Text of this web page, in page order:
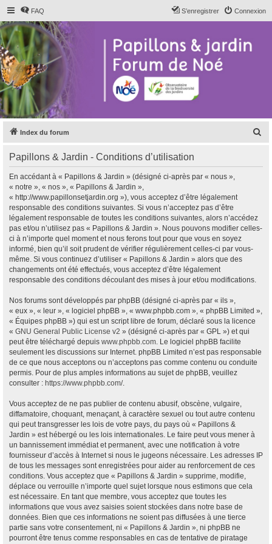
FAQ Connexion
S’enregistrer
Index du forum
Papillons & Jardin - Conditions d’utilisation
En accédant à « Papillons & Jardin » (désigné ci-après par « nous »,
« notre », « nos », « Papillons & Jardin »,
« http://www.papillonsetjardin.org »), vous acceptez d’être légalement
responsable des conditions suivantes. Si vous n’acceptez pas d’être
légalement responsable de toutes les conditions suivantes, alors n’accédez
pas et/ou n’utilisez pas « Papillons & Jardin ». Nous pouvons modifier celles-
ci à n’importe quel moment et nous ferons tout pour que vous en soyez
informé, bien qu’il soit prudent de vérifier régulièrement celles-ci par vous-
même. Si vous continuez d’utiliser « Papillons & Jardin » alors que des
changements ont été effectués, vous acceptez d’être légalement
responsable des conditions découlant des mises à jour et/ou modifications.
Nos forums sont développés par phpBB (désigné ci-après par « ils »,
« eux », « leur », « logiciel phpBB », « www.phpbb.com », « phpBB Limited »,
« Équipes phpBB ») qui est un script libre de forum, déclaré sous la licence
« GNU General Public License v2 » (désigné ci-après par « GPL ») et qui
peut être téléchargé depuis www.phpbb.com. Le logiciel phpBB facilite
seulement les discussions sur Internet. phpBB Limited n’est pas responsable
de ce que nous acceptons ou n’acceptons pas comme contenu ou conduite
permis. Pour de plus amples informations au sujet de phpBB, veuillez
consulter : https://www.phpbb.com/.
Vous acceptez de ne pas publier de contenu abusif, obscène, vulgaire,
diffamatoire, choquant, menaçant, à caractère sexuel ou tout autre contenu
qui peut transgresser les lois de votre pays, du pays où « Papillons &
Jardin » est hébergé ou les lois internationales. Le faire peut vous mener à
un bannissement immédiat et permanent, avec une notification à votre
fournisseur d’accès à Internet si nous le jugeons nécessaire. Les adresses IP
de tous les messages sont enregistrées pour aider au renforcement de ces
conditions. Vous acceptez que « Papillons & Jardin » supprime, modifie,
déplace ou verrouille n’importe quel sujet lorsque nous estimons que cela
est nécessaire. En tant que membre, vous acceptez que toutes les
informations que vous avez saisies soient stockées dans notre base de
données. Bien que ces informations ne soient pas diffusées à une tierce
partie sans votre consentement, ni « Papillons & Jardin », ni phpBB ne
pourront être tenus comme responsables en cas de tentative de piratage